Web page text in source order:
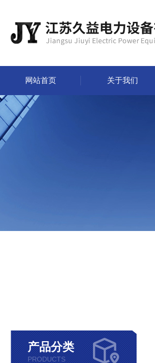
网站首页 关于我们
产品分类
PRODUCTS